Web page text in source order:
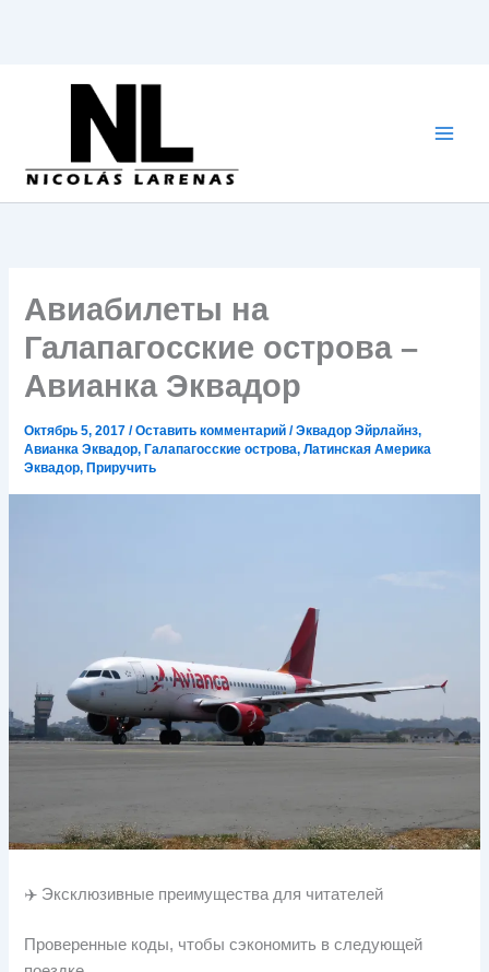
содержимому
Авиабилеты на
Галапагосские острова –
Авианка Эквадор
Октябрь 5, 2017/Оставить комментарий /Эквадор Эйрлайнз,
Авианка Эквадор, Галапагосские острова,Латинская Америка
Эквадор, Приручить
✈️ Эксклюзивные преимущества для читателей
Проверенные коды, чтобы сэкономить в следующей